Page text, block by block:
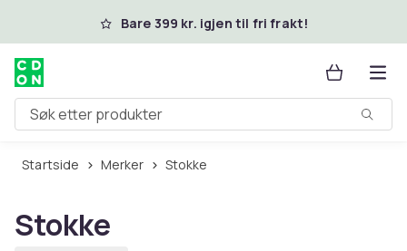
Hopp til hovedinnholdBare 399 kr. igjen til fri frakt!
Søk etter produkter
Startside Merker Stokke
Stokke